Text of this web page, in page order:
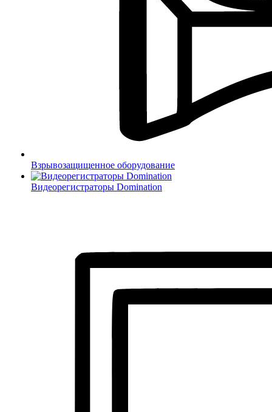
Взрывозащищенное оборудование
Видеорегистраторы Domination